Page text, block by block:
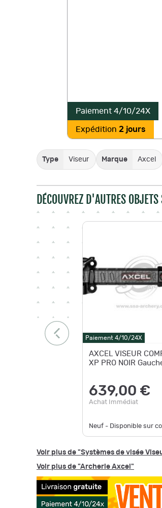
Paiement 4/10/24X
Expédition 2 jours
Type Viseur Marque Axcel
DÉCOUVREZ D'AUTRES
Paiement 4/10/24X
AXCEL VISEUR
XP PRO NOIR
639,00 €
Achat Immédiat
Neuf - Disponible sur
Voir plus de "Systèmes de visée
Voir plus de "Archerie Axcel"